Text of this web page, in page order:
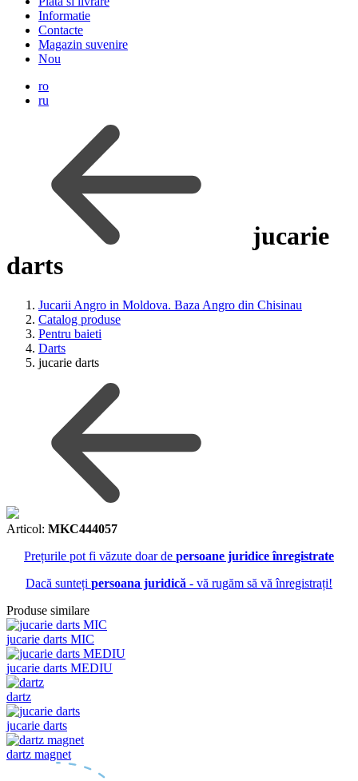
Informatie
Contacte
Magazin suvenire
Nou
ro
ru
jucarie
darts
Jucarii Angro in Moldova. Baza Angro din Chisinau
Catalog produse
Pentru baieti
Darts
jucarie darts
Articol: MKC444057
Prețurile pot fi văzute doar de persoane juridice înregistrate
Dacă sunteți persoana juridică - vă rugăm să vă înregistrați!
Produse similare
jucarie darts MIC
jucarie darts MEDIU
dartz
jucarie darts
dartz magnet